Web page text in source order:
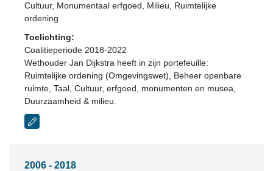
Cultuur, Monumentaal erfgoed, Milieu, Ruimtelijke
ordening
Toelichting:
Coalitieperiode 2018-2022
Wethouder Jan Dijkstra heeft in zijn portefeuille:
Ruimtelijke ordening (Omgevingswet), Beheer openbare
ruimte, Taal, Cultuur, erfgoed, monumenten en musea,
Duurzaamheid & milieu.
2006 - 2018